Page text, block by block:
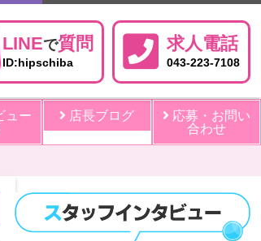
LINEで質問
ID:hipschiba
求人電話
043-223-7108
ュー
店長ブログ
応募・お問い
合わせ